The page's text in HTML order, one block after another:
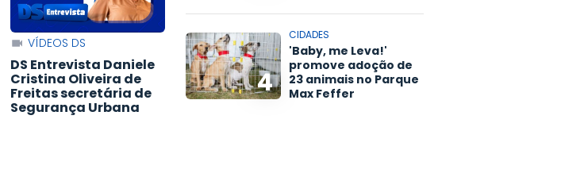
VÍDEOS DS
DS Entrevista Daniele
Cristina Oliveira de
Freitas secretária de
Segurança Urbana
4
CIDADES
'Baby, me Leva!'
promove adoção de
23 animais no Parque
Max Feffer